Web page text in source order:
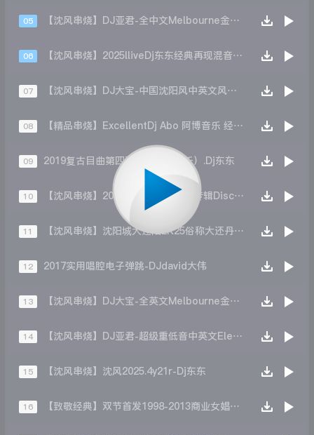
05 【沈风串烧】DJ亚君-全中文Melbourne金牌车载极品慢摇MUSIC串烧大碟
06 【沈风串烧】2025lliveDj东东经典再现混音大碟
07 【沈风串烧】DJ大宝-中国沈阳风中英文风驰电掣上劲风暴MelbourneElectronicS慢摇大碟
08 【精品串烧】ExcellentDj Abo 阿博音乐 经典传承 2021003
09 2019复古目曲第四张（中秋节快乐）.Dj东东
10 【沈风串烧】2023年除夕之夜舞曲专辑DiscJock_二郎
11 【沈风串烧】沈阳城大还阳2K25俗称大还丹-Dj张云阳
12 2017实用唱腔电子弹跳-DJdavid大伟
13 【沈风串烧】DJ大宝-全英文Melbourne金牌节奏沈风代派电磁炫音ElectronicS电摇嗨神大碟
14 【沈风串烧】DJ亚君-超级重低音中英文ElectronicS极速凌云劲爆劲曲慢摇大碟
15 【沈风串烧】沈风2025.4y21r-Dj东东
16 【致敬经典】双节首发1998-2013商业女娼串烧大碟-DJ黑大帅